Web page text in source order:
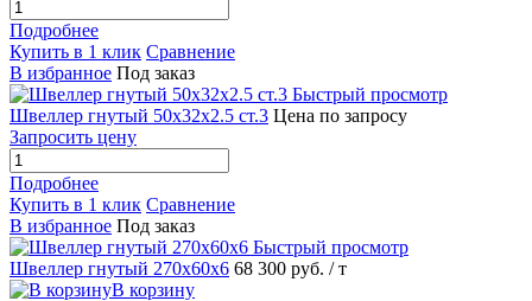
Подробнее
Купить в 1 клик Сравнение
В избранное Под заказ
Быстрый просмотр
Швеллер гнутый 50х32х2.5 ст.3 Цена по запросу
Запросить цену
Подробнее
Купить в 1 клик Сравнение
В избранное Под заказ
Быстрый просмотр
Швеллер гнутый 270х60х6 68 300 руб. / т
В корзину